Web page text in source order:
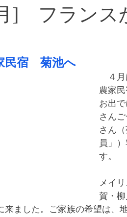
] フラン
農家民宿　菊池
４月
農家
お出
さん
さん
員」
す。
メイ
賀・
来ました。ご家族の希望は、